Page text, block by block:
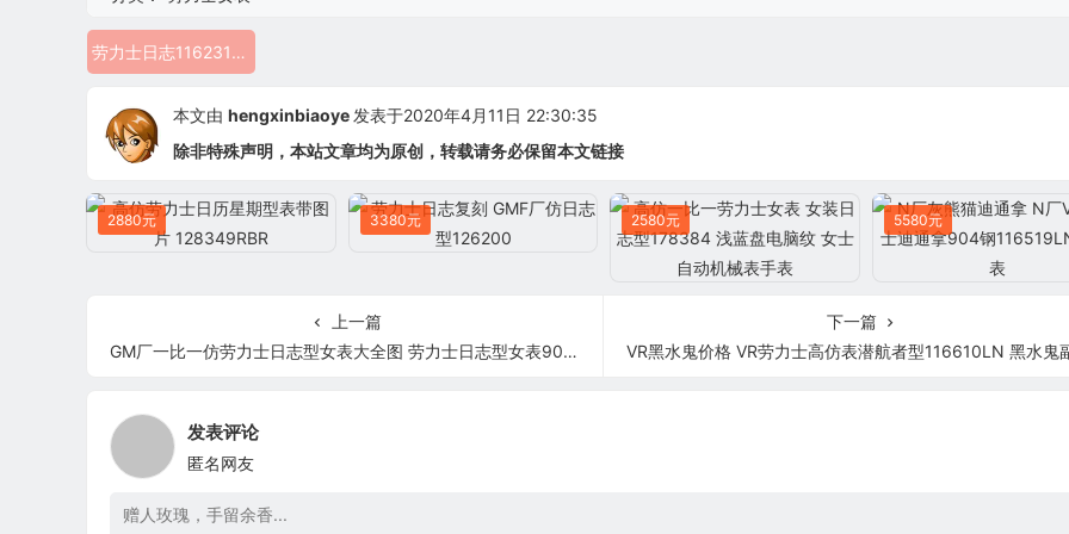
劳力士日志116231-0071 gm厂劳力士女表
本文由 hengxinbiaoye 发表于2020年4月11日 22:30:35
除非特殊声明，本站文章均为原创，转载请务必保留本文链接
2880元 3380元 2580元 5580元
上一篇
GM厂一比一仿劳力士日志型女表大全图 劳力士日志型女表904L钢粉盘
下一篇
VR黑水鬼价格 VR劳力士高仿表潜航者型116610LN 黑水鬼副本
发表评论
匿名网友